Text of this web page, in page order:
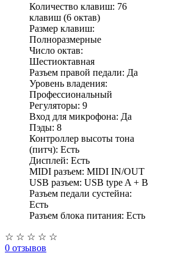
Количество клавиш: 76
клавиш (6 октав)
Размер клавиш:
Полноразмерные
Число октав:
Шестиоктавная
Разъем правой педали: Да
Уровень владения:
Профессиональный
Регуляторы: 9
Вход для микрофона: Да
Пэды: 8
Контроллер высоты тона
(питч): Есть
Дисплей: Есть
MIDI разъем: MIDI IN/OUT
USB разъем: USB type A + B
Разъем педали сустейна:
Есть
Разъем блока питания: Есть
☆ ☆ ☆ ☆ ☆
0 отзывов